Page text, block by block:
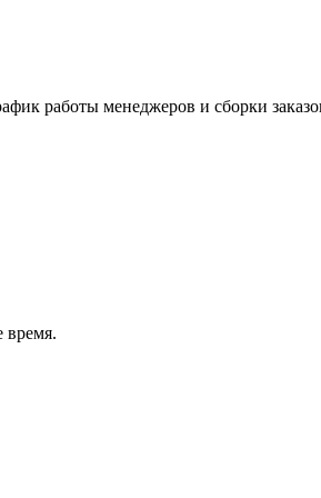
работы менеджеров и сборки
время.